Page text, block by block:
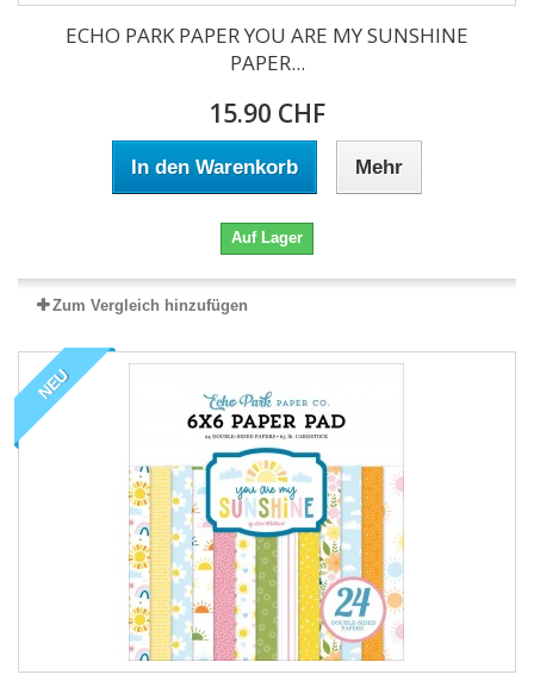
ECHO PARK PAPER YOU ARE MY SUNSHINE
PAPER...
15.90 CHF
In den Warenkorb Mehr
Auf Lager
Zum Vergleich hinzufügen
NEU